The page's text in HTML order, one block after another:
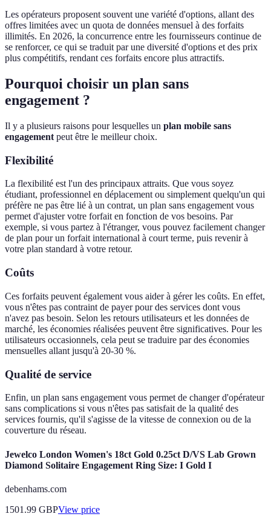
Les opérateurs proposent souvent une variété d'options, allant des
offres limitées avec un quota de données mensuel à des forfaits
illimités. En 2026, la concurrence entre les fournisseurs continue de
se renforcer, ce qui se traduit par une diversité d'options et des prix
plus compétitifs, rendant ces forfaits encore plus attractifs.
Pourquoi choisir un plan sans
engagement ?
Il y a plusieurs raisons pour lesquelles un plan mobile sans
engagement peut être le meilleur choix.
Flexibilité
La flexibilité est l'un des principaux attraits. Que vous soyez
étudiant, professionnel en déplacement ou simplement quelqu'un qui
préfère ne pas être lié à un contrat, un plan sans engagement vous
permet d'ajuster votre forfait en fonction de vos besoins. Par
exemple, si vous partez à l'étranger, vous pouvez facilement changer
de plan pour un forfait international à court terme, puis revenir à
votre plan standard à votre retour.
Coûts
Ces forfaits peuvent également vous aider à gérer les coûts. En effet,
vous n'êtes pas contraint de payer pour des services dont vous
n'avez pas besoin. Selon les retours utilisateurs et les données de
marché, les économies réalisées peuvent être significatives. Pour les
utilisateurs occasionnels, cela peut se traduire par des économies
mensuelles allant jusqu'à 20-30 %.
Qualité de service
Enfin, un plan sans engagement vous permet de changer d'opérateur
sans complications si vous n'êtes pas satisfait de la qualité des
services fournis, qu'il s'agisse de la vitesse de connexion ou de la
couverture du réseau.
Jewelco London Women's 18ct Gold 0.25ct D/VS Lab Grown
Diamond Solitaire Engagement Ring Size: I Gold I
debenhams.com
1501.99 GBPView price